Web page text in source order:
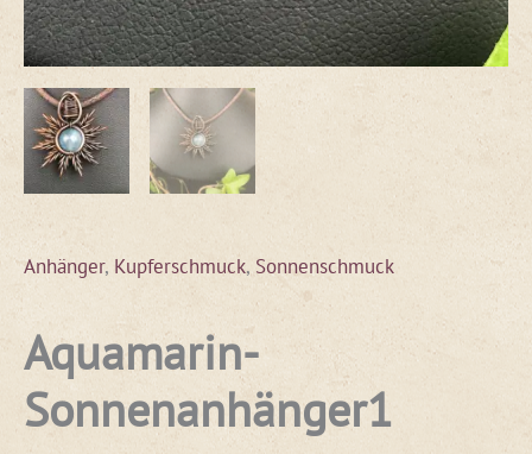
Anhänger, Kupferschmuck, Sonnenschmuck
Aquamarin-
Sonnenanhänger1